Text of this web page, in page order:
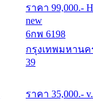
ราคา 99,000.-
new
6กพ 6198
กรุงเทพมหานค
39
ราคา 35,000.- v.